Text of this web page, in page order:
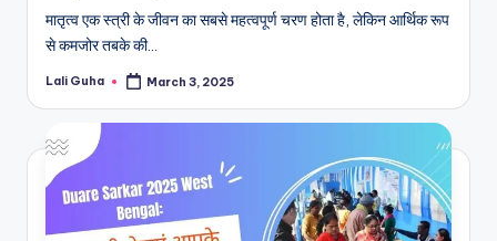
मातृत्व एक स्त्री के जीवन का सबसे महत्वपूर्ण चरण होता है, लेकिन आर्थिक रूप
से कमजोर तबके की…
Posted
Lali Guha March 3, 2025